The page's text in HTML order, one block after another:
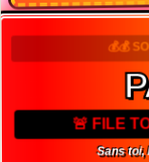
💰💰
🚨 FILE
Sans toi,